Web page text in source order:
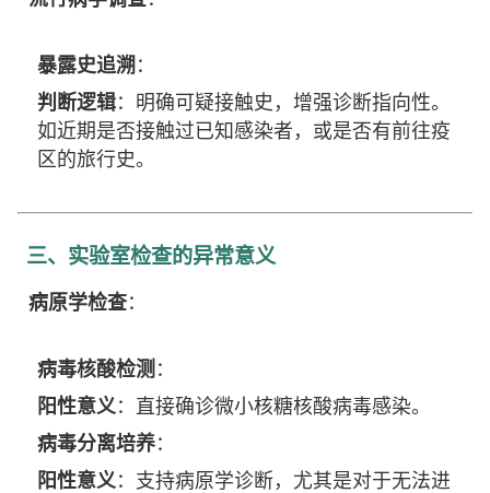
暴露史追溯 ：
判断逻辑：明确可疑接触史，增强诊断指向性。
如近期是否接触过已知感染者，或是否有前往疫
区的旅行史。
三、实验室检查的异常意义
病原学检查：
病毒核酸检测 ：
阳性意义：直接确诊微小核糖核酸病毒感染。
病毒分离培养：
阳性意义：支持病原学诊断，尤其是对于无法进